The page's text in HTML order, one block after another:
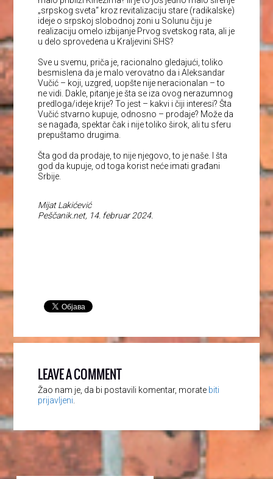
„srpskog sveta“ kroz revitalizaciju stare (radikalske)
ideje o srpskoj slobodnoj zoni u Solunu čiju je
realizaciju omelo izbijanje Prvog svetskog rata, ali je
u delo sprovedena u Kraljevini SHS?
Sve u svemu, priča je, racionalno gledajući, toliko
besmislena da je malo verovatno da i Aleksandar
Vučić – koji, uzgred, uopšte nije neracionalan – to
ne vidi. Dakle, pitanje je šta se iza ovog nerazumnog
predloga/ideje krije? To jest – kakvi i čiji interesi? Šta
Vučić stvarno kupuje, odnosno – prodaje? Može da
se nagađa, spektar čak i nije toliko širok, ali tu sferu
prepuštamo drugima.
Šta god da prodaje, to nije njegovo, to je naše. I šta
god da kupuje, od toga korist neće imati građani
Srbije.
Mijat Lakićević
Peščanik.net, 14. februar 2024.
LEAVE A COMMENT
Žao nam je, da bi postavili komentar, morate biti
prijavljeni